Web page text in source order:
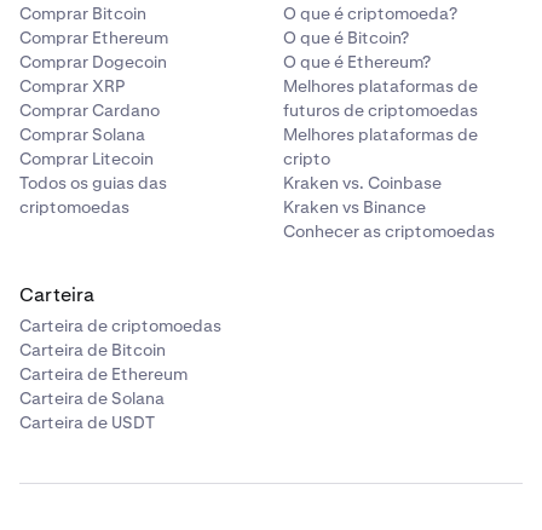
Comprar Bitcoin
Comprar Ethereum
Comprar Dogecoin
Comprar XRP
Comprar Cardano
Comprar Solana
Comprar Litecoin
Todos os guias das
criptomoedas
O que é criptomoeda?
O que é Bitcoin?
O que é Ethereum?
Melhores plataformas de
futuros de criptomoedas
Melhores plataformas de
cripto
Kraken vs. Coinbase
Kraken vs Binance
Conhecer as criptomoedas
Carteira
Carteira de criptomoedas
Carteira de Bitcoin
Carteira de Ethereum
Carteira de Solana
Carteira de USDT